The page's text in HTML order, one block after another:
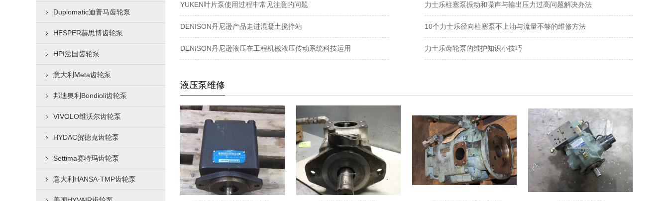
Duplomatic迪普马齿轮泵
HESPER赫思博齿轮泵
HPI法国齿轮泵
意大利Meta齿轮泵
邦迪奥利Bondioli齿轮泵
VIVOLO维沃尔齿轮泵
HYDAC贺德克齿轮泵
Settima赛特玛齿轮泵
意大利HANSA-TMP齿轮泵
YUKEN叶片泵使用过程中常见注意的问题
DENISON丹尼逊产品走进混凝土搅拌站
DENISON丹尼逊液压在工程机械液压传动系统科技运用
力士乐柱塞泵振动和噪声与输出压力过高问题解决办法
10个力士乐径向柱塞泵不上油与流量不够的维修方法
力士乐齿轮泵的维护知识小技巧
液压泵维修